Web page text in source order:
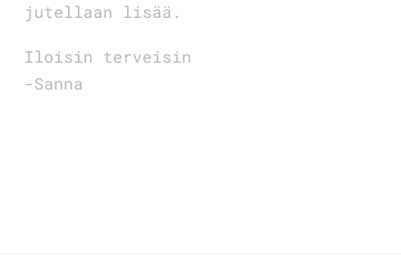
jutellaan lisää.
Iloisin terveisin
-Sanna